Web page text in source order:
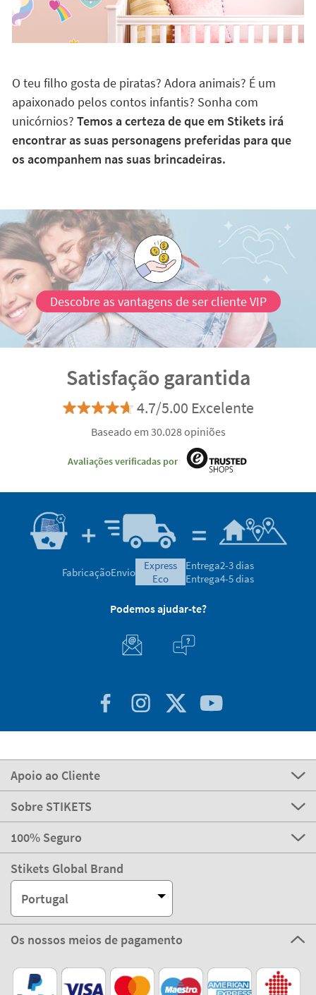
O teu filho gosta de piratas? Adora animais? É um
apaixonado pelos contos infantis? Sonha com
unicórnios? Temos a certeza de que em Stikets irá
encontrar as suas personagens preferidas para que
os acompanhem nas suas brincadeiras.
Descobre as vantagens de ser cliente VIP
Satisfação garantida
4.7/5.00 Excelente
Baseado em 30.028 opiniões
Avaliações verificadas por
FabricaçãoEnvio
express
eco
Entrega2-3 dias
Entrega4-5 dias
Podemos ajudar-te?
Apoio ao Cliente
Sobre STIKETS
100% Seguro
Stikets Global Brand
Portugal
Os nossos meios de pagamento